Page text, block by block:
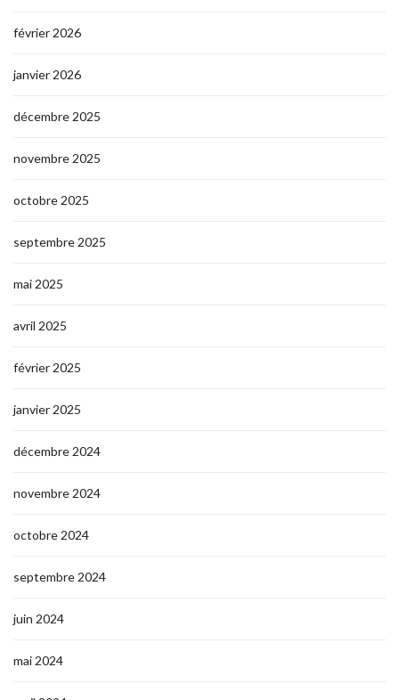
février 2026
janvier 2026
décembre 2025
novembre 2025
octobre 2025
septembre 2025
mai 2025
avril 2025
février 2025
janvier 2025
décembre 2024
novembre 2024
octobre 2024
septembre 2024
juin 2024
mai 2024